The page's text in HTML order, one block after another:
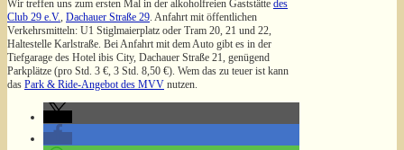
Wir treffen uns zum ersten Mal in der alkoholfreien Gaststätte des
Club 29 e.V., Dachauer Straße 29. Anfahrt mit öffentlichen
Verkehrsmitteln: U1 Stiglmaierplatz oder Tram 20, 21 und 22,
Haltestelle Karlstraße. Bei Anfahrt mit dem Auto gibt es in der
Tiefgarage des Hotel ibis City, Dachauer Straße 21, genügend
Parkplätze (pro Std. 3 €, 3 Std. 8,50 €). Wem das zu teuer ist kann
das Park & Ride-Angebot des MVV nutzen.